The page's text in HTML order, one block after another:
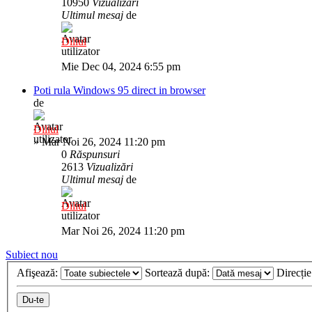
10950 Vizualizări
Ultimul mesaj de
Diliul
Mie Dec 04, 2024 6:55 pm
Poti rula Windows 95 direct in browser
de
Diliul
»Mar Noi 26, 2024 11:20 pm
0 Răspunsuri
2613 Vizualizări
Ultimul mesaj de
Diliul
Mar Noi 26, 2024 11:20 pm
Subiect nou
Afişează:
Sortează după: